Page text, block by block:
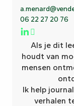
06 22 27 20 76
Als je dit
houdt van
mensen
Ik help
verhalen